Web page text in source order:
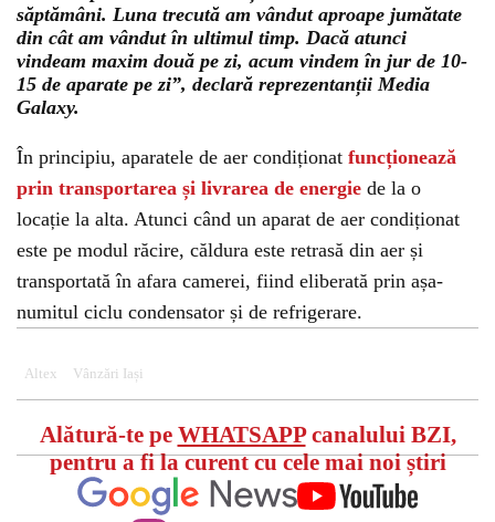
săptămâni. Luna trecută am vândut aproape jumătate
din cât am vândut în ultimul timp. Dacă atunci
vindeam maxim două pe zi, acum vindem în jur de 10-
15 de aparate pe zi”, declară reprezentanții Media
Galaxy.
În principiu, aparatele de aer condiționat funcționează
prin transportarea și livrarea de energie de la o
locație la alta. Atunci când un aparat de aer condiționat
este pe modul răcire, căldura este retrasă din aer și
transportată în afara camerei, fiind eliberată prin așa-
numitul ciclu condensator și de refrigerare.
Altex Vânzări Iași
Alătură-te pe WHATSAPPcanalului BZI,
pentru a fi la curent cu cele mai noi știri